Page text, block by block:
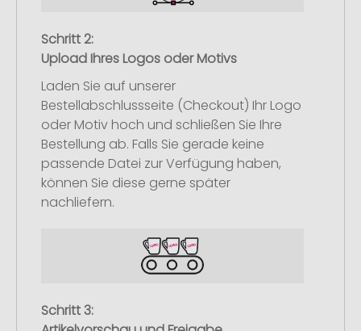
Schritt 2:
Upload Ihres Logos oder Motivs
Laden Sie auf unserer
Bestellabschlussseite (Checkout) Ihr Logo
oder Motiv hoch und schließen Sie Ihre
Bestellung ab. Falls Sie gerade keine
passende Datei zur Verfügung haben,
können Sie diese gerne später
nachliefern.
Schritt 3: